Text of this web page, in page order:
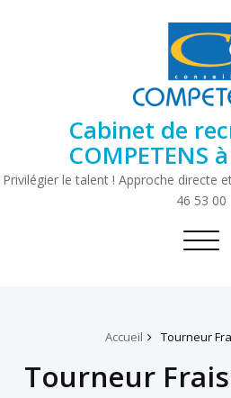
Cabinet de
COMPETENS
Privilégier le talent ! Approche directe
46 53 00
Accueil Tourneur
Tourneur